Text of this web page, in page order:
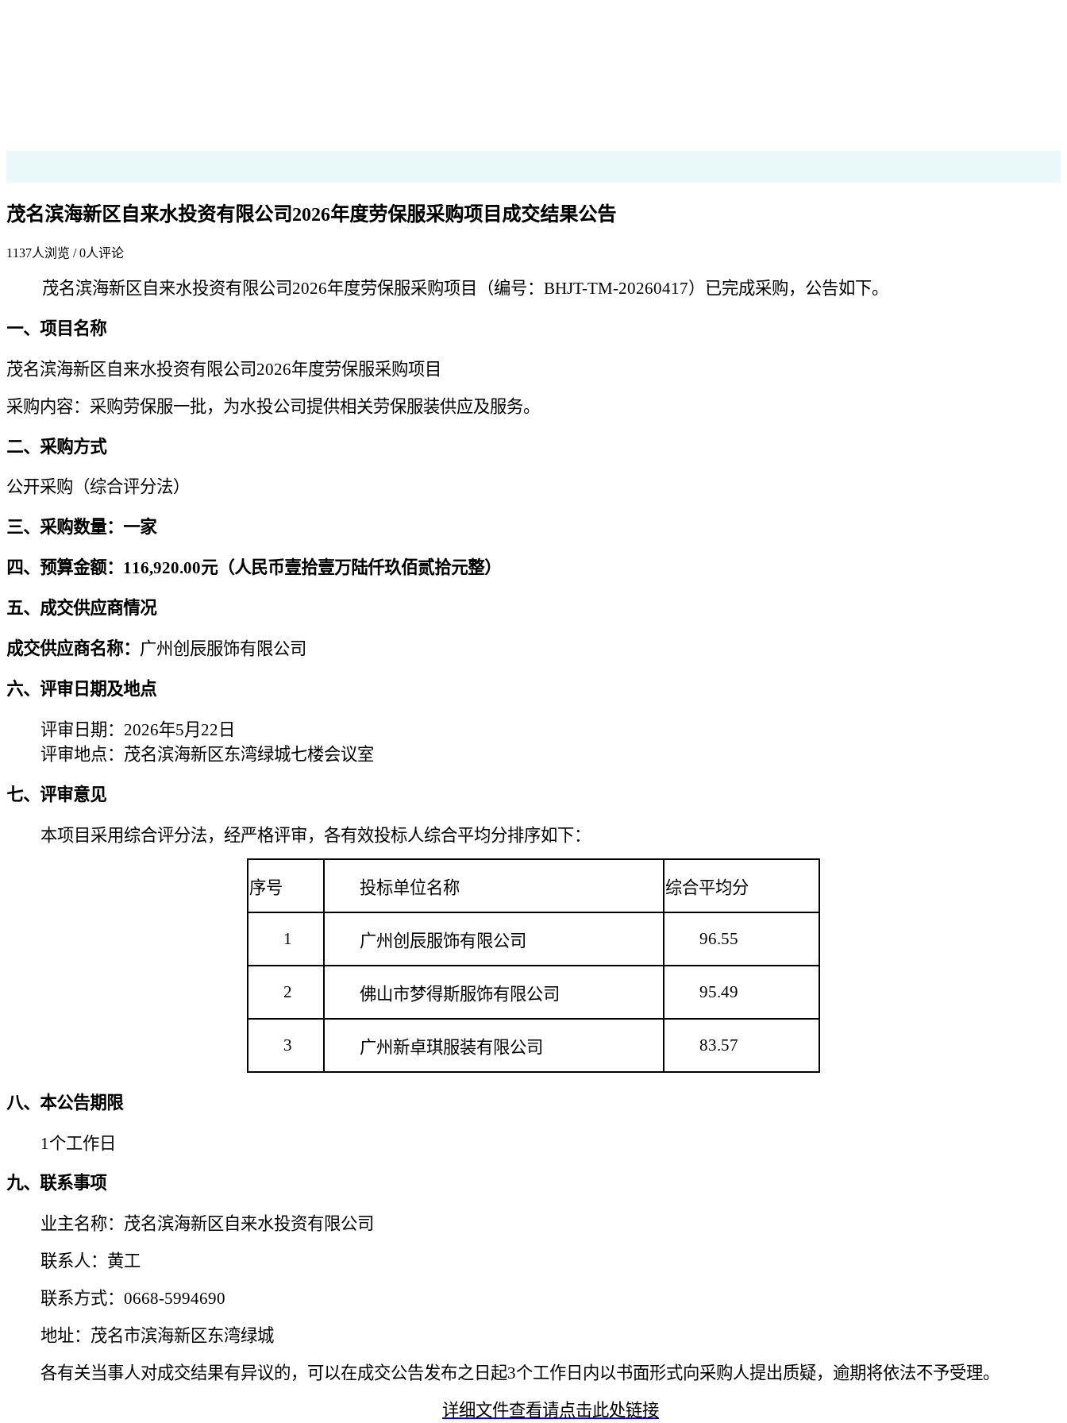
茂名滨海新区自来水投资有限公司2026年度劳保服采购项目成交结果公告
1137人浏览 /0人评论
茂名滨海新区自来水投资有限公司2026年度劳保服采购项目（编号：BHJT-TM-20260417） 已完成采购，公告如下。
一、项目名称
茂名滨海新区自来水投资有限公司2026年度劳保服采购项目
采购内容：采购劳保服一批，为水投公司提供相关劳保服装供应及服务。
二、采购方式
公开采购（综合评分法）
三、采购数量： 一家
四、预算金额： 116,920.00元（人民币壹拾壹万陆仟玖佰贰拾元整）
五、成交供应商情况
成交供应商名称： 广州创辰服饰有限公司
六、评审日期及地点
评审日期：2026年5月22日
评审地点：茂名滨海新区东湾绿城七楼会议室
七、评审意见
本项目采用综合评分法，经严格评审，各有效投标人综合平均分排序如下：
序号 投标单位名称 综合平均分
1 广州创辰服饰有限公司 96.55
2 佛山市梦得斯服饰有限公司 95.49
3 广州新卓琪服装有限公司 83.57
八、本公告期限
1个工作日
九、联系事项
业主名称：茂名滨海新区自来水投资有限公司
联系人：黄工
联系方式：0668-5994690
地址：茂名市滨海新区东湾绿城
各有关当事人对成交结果有异议的，可以在成交公告发布之日起3个工作日内以书面形式向采购人提出质疑，逾期将依法不予受理。
详细文件查看请点击此处链接